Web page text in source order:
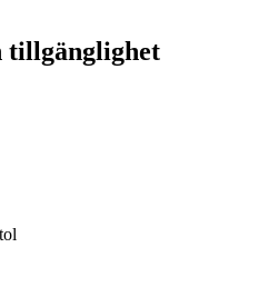
tillgänglighet